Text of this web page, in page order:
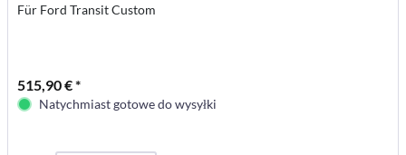
Für Ford Transit Custom
515,90 € *
Natychmiast gotowe do wysyłki